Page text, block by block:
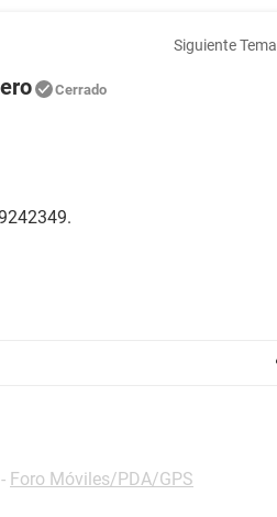
Siguiente Tema
Cerrado
- Foro Móviles/PDA/GPS